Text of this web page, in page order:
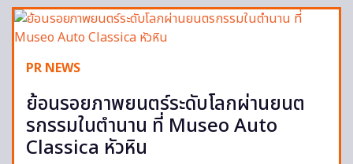
PR NEWS
ย้อนรอยภาพยนตร์ระดับโลกผ่านยนต
รกรรมในตำนาน ที่ Museo Auto
Classica หัวหิน